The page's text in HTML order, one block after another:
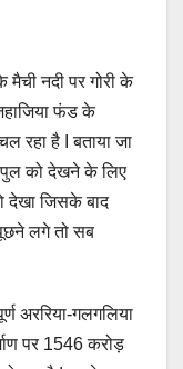
नदी पर गोरी के
फंड के
चल रहा है I बताया जा
को देखने के लिए
देखा जिसके बाद
लगे तो सब
अररिया-गलगलिया
पर 1546 करोड़